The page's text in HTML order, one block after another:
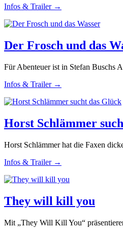
Infos & Trailer →
Der Frosch und das
Für Abenteuer ist in Stefan Buschs
Infos & Trailer →
Horst Schlämmer
Horst Schlämmer hat die Faxen
Infos & Trailer →
They will kill you
Mit „They Will Kill You“